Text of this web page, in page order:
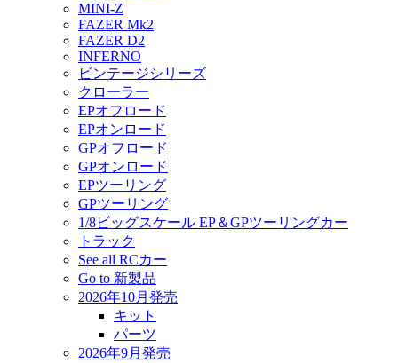
MINI-Z
FAZER Mk2
FAZER D2
INFERNO
ビンテージシリーズ
クローラー
EPオフロード
EPオンロード
GPオフロード
GPオンロード
EPツーリング
GPツーリング
1/8ビッグスケール EP＆GPツーリングカー
トラック
See all RCカー
Go to 新製品
2026年10月発売
キット
パーツ
2026年9月発売